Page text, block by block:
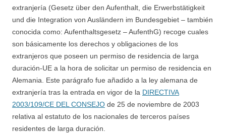
extranjería (Gesetz über den Aufenthalt, die Erwerbstätigkeit
und die Integration von Ausländern im Bundesgebiet – también
conocida como: Aufenthaltsgesetz – AufenthG) recoge cuales
son básicamente los derechos y obligaciones de los
extranjeros que poseen un permiso de residencia de larga
duración-UE a la hora de solicitar un permiso de residencia en
Alemania. Este parágrafo fue añadido a la ley alemana de
extranjería tras la entrada en vigor de la DIRECTIVA
2003/109/CE DEL CONSEJO de 25 de noviembre de 2003
relativa al estatuto de los nacionales de terceros países
residentes de larga duración.